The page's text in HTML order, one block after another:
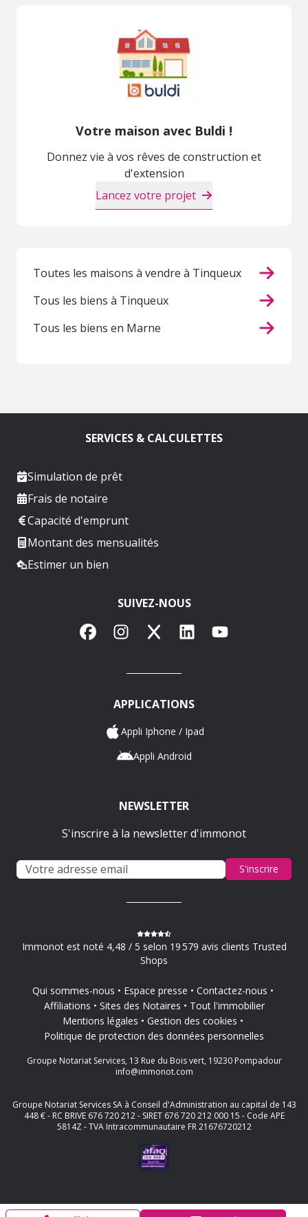
Votre maison avec Buldi !
Donnez vie à vos rêves de construction et
d'extension
Lancez votre projet
Toutes les maisons à vendre à Tinqueux
Tous les biens à Tinqueux
Tous les biens en Marne
SERVICES & CALCULETTES
Simulation de prêt
Frais de notaire
Capacité d'emprunt
Montant des mensualités
Estimer un bien
SUIVEZ-NOUS
FacebookInstagram
X LinkedInYouTube
APPLICATIONS
Appli Iphone / Ipad
Appli Android
NEWSLETTER
S'inscrire à la newsletter d'immonot
S'inscrire
Immonot est noté 4,48 / 5 selon 19 579 avis clients Trusted
Shops
Qui sommes-nous Espace presse
Contactez-nous
Affiliations
Sites des Notaires
Tout l'immobilier
Mentions légales
Gestion des cookies
Politique de protection des données personnelles
Groupe Notariat Services, 13 Rue du Bois vert, 19230 Pompadour
info@immonot.com
Groupe Notariat Services SA à Conseil d'Administration au capital de 143
448 € - RC BRIVE 676 720 212 - SIRET 676 720 212 000 15 - Code APE
5814Z - TVA Intracommunautaire FR 21676720212